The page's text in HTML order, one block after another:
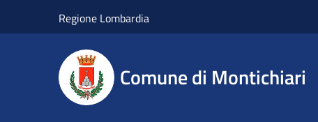
Regione Lombardia
Comune di Montichiari